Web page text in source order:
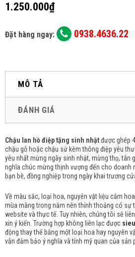
1.250.000₫
Đặt hàng ngay: 0938.4636.22
MÔ TẢ
ĐÁNH GIÁ
Chậu lan hồ điệp tặng sinh nhậtđược ghép
chậu gỗ hoặc chậu sứ kèmthông điệp yêu
yêu nhất mừng ngày sinh nhật, mừng thọ, tân
nghĩa chúc mừng thịnh vượng đến cho doanh
bạn bè, đồng nghiệp trong ngày khai trương
Về màu sắc, loại hoa, nguyên vật liệu cắm
mùa màng trong năm nên thỉnh thoảng có sự
website và thực tế. Tuy nhiên, chúng tôi sẽ
xin ý kiến. Trường hợp không liên lạc được
động thay thế bằng một loại hoa hay nguyên
vẫn đảm bảo ý nghĩa và tính mỹ quan của sản